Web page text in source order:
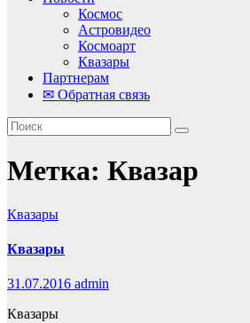
Космос
Астровидео
Космоарт
Квазары
Партнерам
✉ Обратная связь
Метка: Квазар
Квазары
Квазары
31.07.2016 admin
Квазары